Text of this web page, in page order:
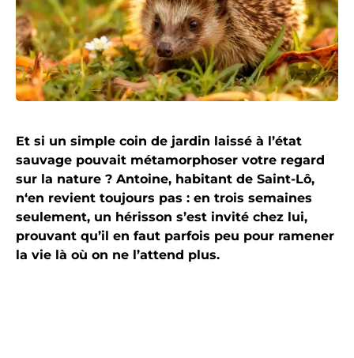
Et si un simple coin de jardin laissé à l’état
sauvage pouvait métamorphoser votre regard
sur la nature ? Antoine, habitant de Saint-Lô,
n‘en revient toujours pas : en trois semaines
seulement, un hérisson s’est invité chez lui,
prouvant qu’il en faut parfois peu pour ramener
la vie là où on ne l’attend plus.